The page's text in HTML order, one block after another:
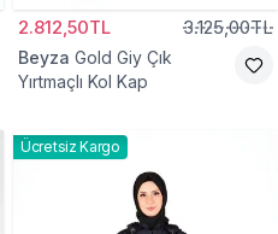
2.812,50TL 3.125,00TL
Beyza Gold Giy Çık
Yırtmaçlı Kol Kap
Ücretsiz Kargo